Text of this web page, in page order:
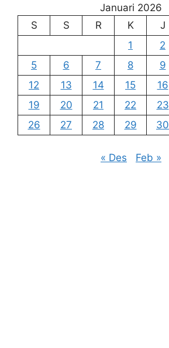
Januari 2026
S
S R K J
1
2
5
6 7 8 9
12
13 14 15 16
19
20 21 22 23
26
27 28 29 30
« Des Feb »